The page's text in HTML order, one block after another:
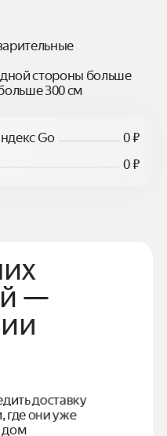
стороны больше
300 см
Go
0 ₽
0 ₽
—
доставку
где они уже
дом